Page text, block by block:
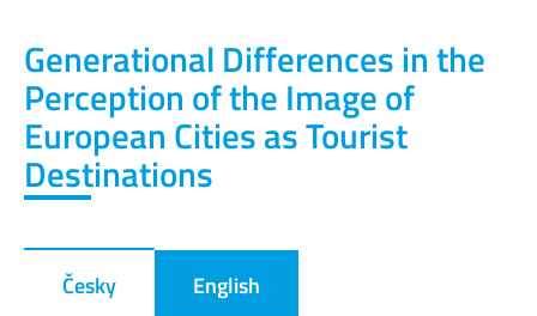
Generational Differences in the
Perception of the Image of
European Cities as Tourist
Destinations
Česky English